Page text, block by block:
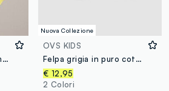
Felpa in puro cotone multicolor TieDye da bambino regular fit
Nuova Collezione
OVS KIDS
Felpa grigia in puro cotone organico con collo rialzato per bambino
€ 12,95
2 Colori